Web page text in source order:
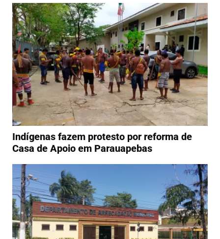
Indígenas fazem protesto por reforma de
Casa de Apoio em Parauapebas